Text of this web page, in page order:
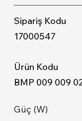
17000547
BMP 009 009